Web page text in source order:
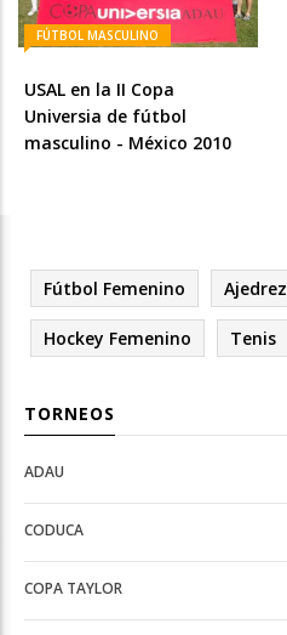
FÚTBOL MASCULINO
USAL en la II Copa
Universia de fútbol
masculino - México 2010
Fútbol Femenino Ajedrez
Hockey Femenino Tenis
TORNEOS
Open
Deportes
configuration
options
Open
configuration
options
ADAU
CODUCA
COPA TAYLOR